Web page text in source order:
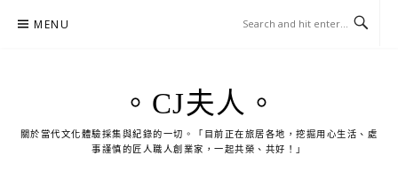
MENU
。CJ夫人。
關於當代文化體驗採集與紀錄的一切。「目前正在旅居各地，挖掘用心生活、處
事謹慎的匠人職人創業家，一起共榮、共好！」